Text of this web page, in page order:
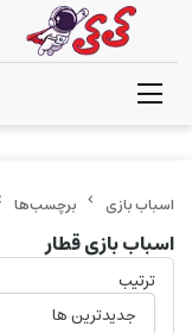
برچسب‌ها
اسباب بازی قطار
ترتیب